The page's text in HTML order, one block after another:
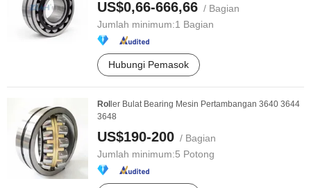
US$0,66-666,66 / Bagian
Jumlah minimum:1 Bagian
Hubungi Pemasok
Rol ler Bulat Bearing Mesin Pertambangan 3640 3644
3648
US$190-200 / Bagian
Jumlah minimum:5 Potong